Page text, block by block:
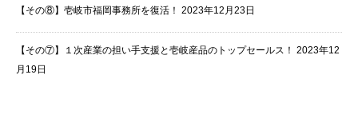
【その⑧】壱岐市福岡事務所を復活！ 2023年12月23日
【その⑦】１次産業の担い手支援と壱岐産品のトップセールス！ 2023年12
月19日